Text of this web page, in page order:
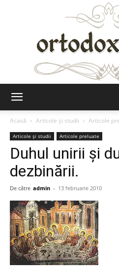
Acasă
Articole şi studii Articole
Articole şi studii Articole preluate
Duhul unirii și
dezbinării.
De către admin - 13 februarie 2010